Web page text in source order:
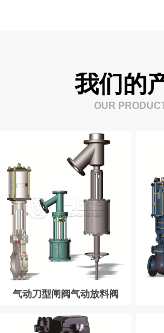
我们的
OUR
气动刀型闸阀气动放料阀